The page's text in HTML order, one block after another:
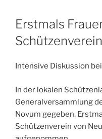
Erstmals
Intensive Diskussion
In der lokalen
Generalversammlung
Novum gegeben.
Schützenverein von